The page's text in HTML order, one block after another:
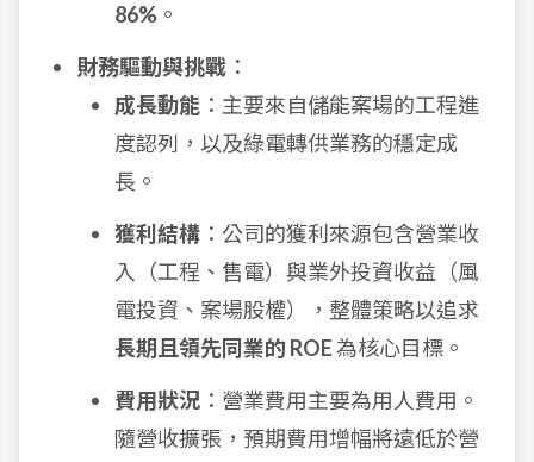
86% 。
財務驅動與挑戰 ：
成長動能 ：主要來自儲能案場的工程進
度認列，以及綠電轉供業務的穩定成
長。
獲利結構 ：公司的獲利來源包含營業收
入（工程、售電）與業外投資收益（風
電投資、案場股權），整體策略以追求
長期且領先同業的 ROE為核心目標。
費用狀況 ：營業費用主要為用人費用。
隨營收擴張，預期費用增幅將遠低於營